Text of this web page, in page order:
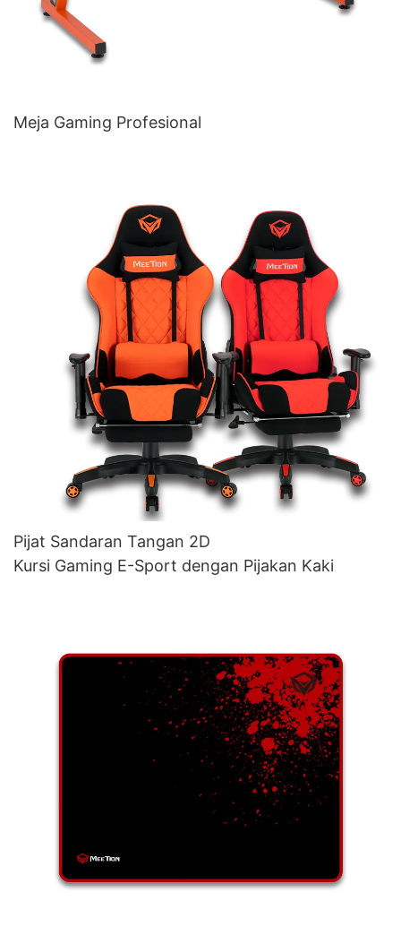
Meja Gaming Profesional
Pijat Sandaran Tangan 2D
Kursi Gaming E-Sport dengan Pijakan Kaki